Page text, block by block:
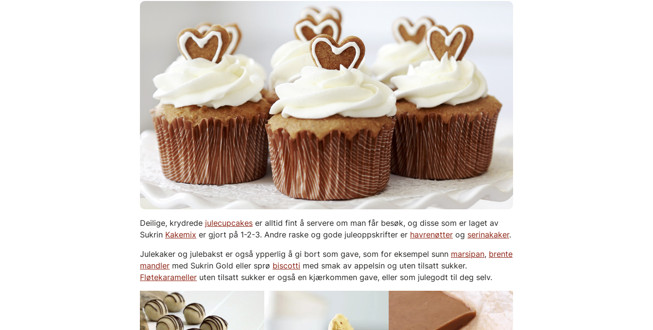
Deilige, krydrede julecupcakes er alltid fint å servere om man får besøk, og disse som er laget av
Sukrin Kakemix er gjort på 1-2-3. Andre raske og gode juleoppskrifter er havrenøtter og serinakaker.
Julekaker og julebakst er også ypperlig å gi bort som gave, som for eksempel sunn marsipan, brente
mandler med Sukrin Gold eller sprø biscotti med smak av appelsin og uten tilsatt sukker.
Fløtekarameller uten tilsatt sukker er også en kjærkommen gave, eller som julegodt til deg selv.